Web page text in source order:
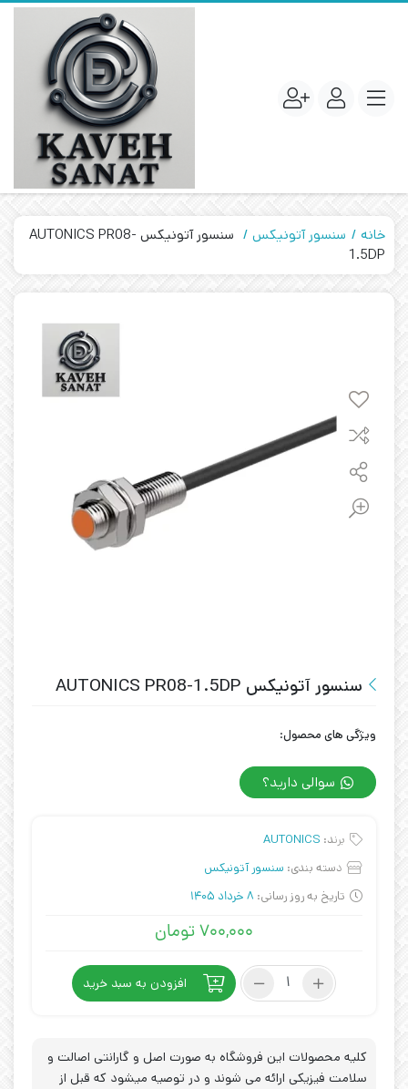
خانه سنسور آتونیکس
سنسور آتونیکس AUTONICS PR08-
1.5DP
سنسور آتونیکس AUTONICS PR08-1.5DP
ویژگی های محصول:
سوالی دارید؟
برند: AUTONICS
دسته بندی: سنسور آتونیکس
تاریخ به روز رسانی: 8 خرداد 1405
۷۰۰,۰۰۰تومان
سنسور
1.5DP
عدد
افزودن به سبد خرید
کلیه محصولات این فروشگاه به صورت اصل و گارانتی اصالت و
سلامت فیزیکی ارائه می شوند و در توصیه میشود که قبل از